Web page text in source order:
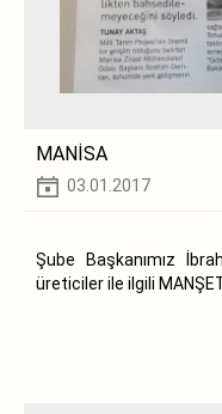
MANİSA
03.01.2017
Şube Başkanımız
üreticiler ile ilgili